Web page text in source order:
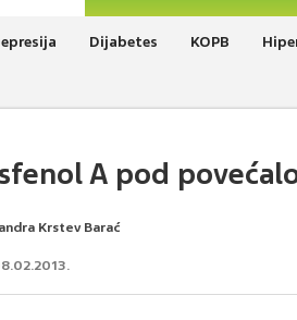
Dijabetes KOPB
A pod
Krstev Barać